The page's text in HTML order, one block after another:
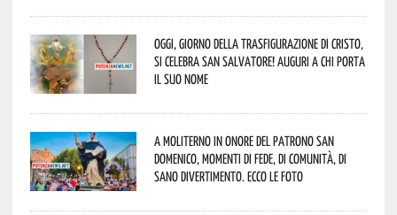
Oggi, giorno della Trasfigurazione di Cristo,
si celebra San Salvatore! Auguri a chi porta
il suo nome
A Moliterno in onore del Patrono San
Domenico, momenti di fede, di comunità, di
sano divertimento. Ecco le foto